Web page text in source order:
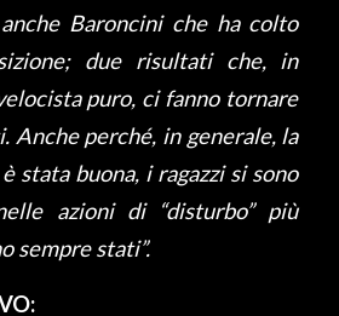
Baroncini che ha colto
due risultati che, in
puro, ci fanno tornare
Anche perché, in generale, la
stata buona, i ragazzi si sono
azioni di “disturbo” più
sempre stati”.